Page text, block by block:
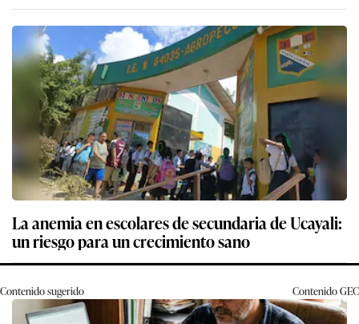
La anemia en escolares de secundaria de Ucayali:
un riesgo para un crecimiento sano
Contenido sugerido ContenidoGEC